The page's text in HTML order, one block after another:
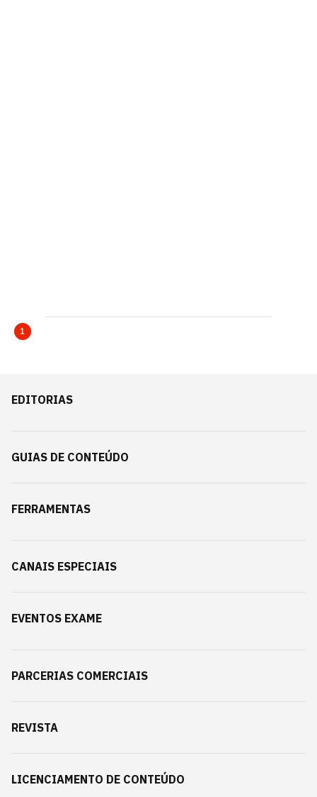
1
EDITORIAS
GUIAS DE CONTEÚDO
FERRAMENTAS
CANAIS ESPECIAIS
EVENTOS EXAME
PARCERIAS COMERCIAIS
REVISTA
LICENCIAMENTO DE CONTEÚDO